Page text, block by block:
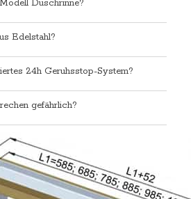
Duschrinne?
Edelstahl?
24h Geruhsstop-System?
gefährlich?